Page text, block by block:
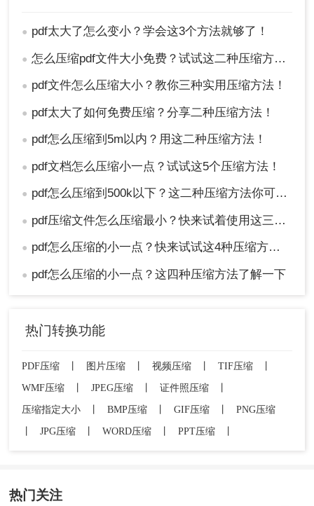
● pdf太大了怎么变小？学会这3个方法就够了！
● 怎么压缩pdf文件大小免费？试试这二种压缩方法！
● pdf文件怎么压缩大小？教你三种实用压缩方法！
● pdf太大了如何免费压缩？分享二种压缩方法！
● pdf怎么压缩到5m以内？用这二种压缩方法！
● pdf文档怎么压缩小一点？试试这5个压缩方法！
● pdf怎么压缩到500k以下？这二种压缩方法你可以轻松学会！
● pdf压缩文件怎么压缩最小？快来试着使用这三种压缩方法！
● pdf怎么压缩的小一点？快来试试这4种压缩方法！
● pdf怎么压缩的小一点？这四种压缩方法了解一下
热门转换功能
PDF压缩 图片压缩 视频压缩 TIF压缩
WMF压缩
JPEG压缩 证件照压缩
压缩指定大小
BMP压缩 GIF压缩
PNG压缩
JPG压缩 WORD压缩 PPT压缩
热门关注